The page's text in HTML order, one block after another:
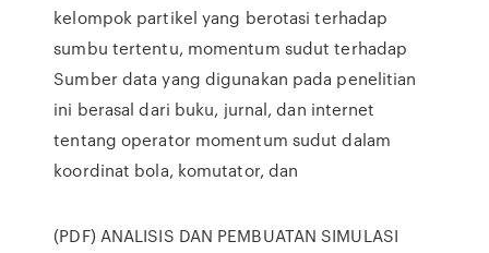
kelompok partikel yang berotasi terhadap
sumbu tertentu, momentum sudut terhadap
Sumber data yang digunakan pada penelitian
ini berasal dari buku, jurnal, dan internet
tentang operator momentum sudut dalam
koordinat bola, komutator, dan
(PDF) ANALISIS DAN PEMBUATAN SIMULASI